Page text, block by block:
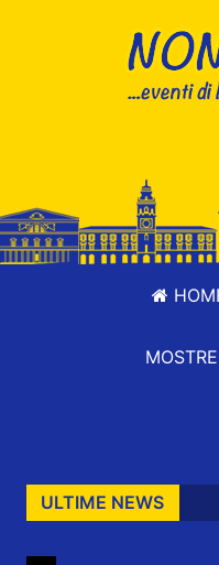
ULTIME NEWS
Sul sito